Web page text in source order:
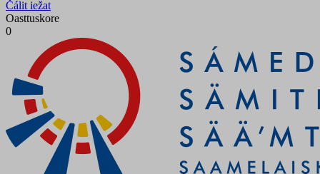
Čálit iežat
Oasttuskore
0